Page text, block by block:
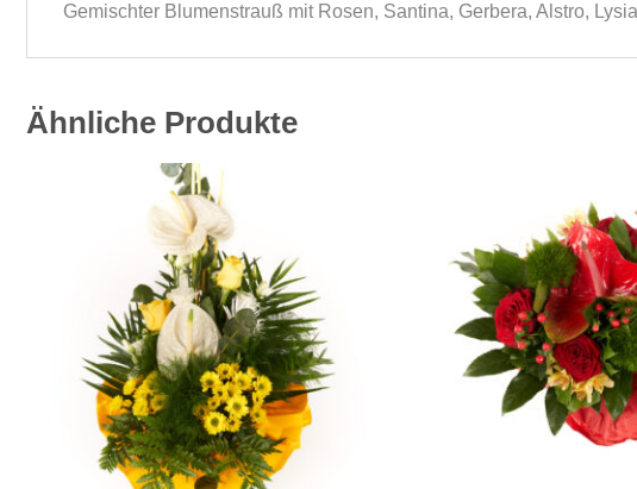
Gemischter Blumenstrauß mit Rosen, Santina, Gerbera, Alstro,
Ähnliche Produkte